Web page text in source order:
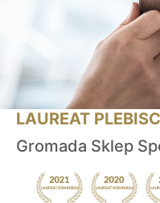
LAUREAT
Gromada Sklep